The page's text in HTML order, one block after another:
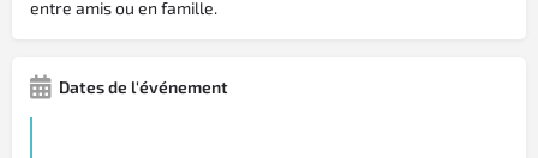
entre amis ou en famille.
Dates de l'événement